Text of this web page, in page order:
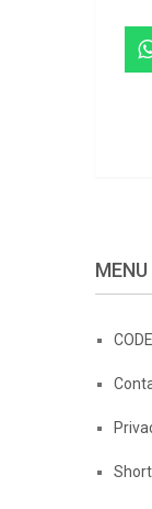
MENU